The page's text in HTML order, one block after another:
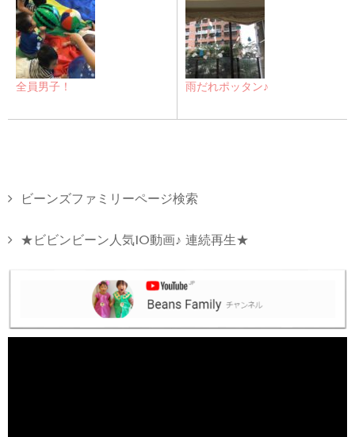
全員男子！ 雨だれポッタン♪
ビーンズファミリーページ検索
★ビビンビーン人気10動画♪ 連続再生★